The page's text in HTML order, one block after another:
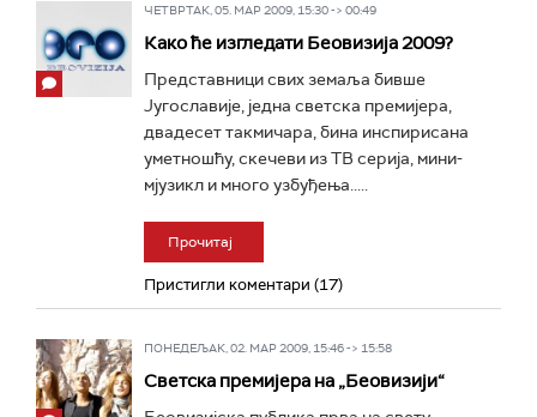
ЧЕТВРТАК, 05. МАР 2009, 15:30 -> 00:49
Како ће изгледати Беовизија 2009?
Представници свих земаља бивше
Југославије, једна светска премијера,
двадесет такмичара, бина инспирисана
уметношћу, скечеви из ТВ серија, мини-
мјузикл и много узбуђења.....
Прочитај
Пристигли коментари (17)
ПОНЕДЕЉАК, 02. МАР 2009, 15:46 -> 15:58
Светска премијера на „Беовизији“